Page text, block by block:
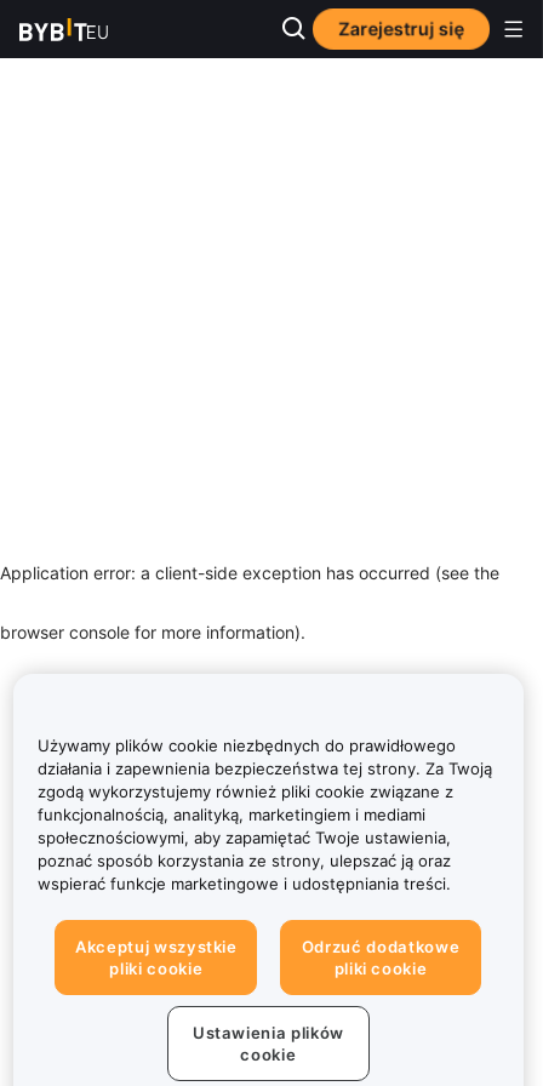
Zarejestruj się
Application error: a client-side exception has occurred (see the
browser console for more information).
Używamy plików cookie niezbędnych do prawidłowego
działania i zapewnienia bezpieczeństwa tej strony. Za Twoją
zgodą wykorzystujemy również pliki cookie związane z
funkcjonalnością, analityką, marketingiem i mediami
społecznościowymi, aby zapamiętać Twoje ustawienia,
poznać sposób korzystania ze strony, ulepszać ją oraz
wspierać funkcje marketingowe i udostępniania treści.
Akceptuj wszystkie
pliki cookie
Odrzuć dodatkowe
pliki cookie
Ustawienia plików
cookie